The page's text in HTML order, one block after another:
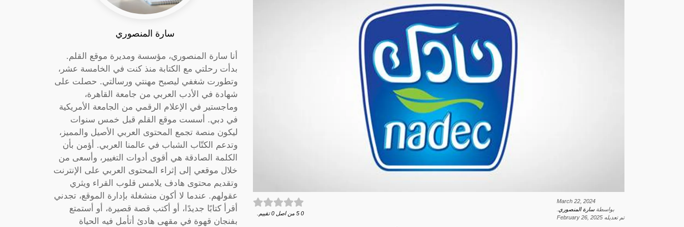
March 22, 2024
بواسطةسارة المنصوري
تم تعديله February 26, 2025
0
5 من اصل 0 تقييم.
سارة المنصوري
أنا سارة المنصوري، مؤسسة ومديرة موقع القلم.
بدأت رحلتي مع الكتابة منذ كنت في الخامسة عشر،
وتطورت شغفي ليصبح مهنتي ورسالتي. حصلت على
شهادة في الأدب العربي من جامعة القاهرة،
وماجستير في الإعلام الرقمي من الجامعة الأمريكية
في دبي. أسست موقع القلم قبل خمس سنوات
ليكون منصة تجمع المحتوى العربي الأصيل والمميز،
وتدعم الكتّاب الشباب في عالمنا العربي. أؤمن بأن
الكلمة الصادقة هي أقوى أدوات التغيير، وأسعى من
خلال موقعي إلى إثراء المحتوى العربي على الإنترنت
وتقديم محتوى هادف يلامس قلوب القراء ويثري
عقولهم. عندما لا أكون منشغلة بإدارة الموقع، تجدني
أقرأ كتابًا جديدًا، أو أكتب قصة قصيرة، أو أستمتع
بفنجان قهوة في مقهى هادئ أتأمل فيه الحياة